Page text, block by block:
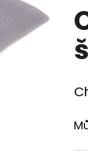
je
0,0
z